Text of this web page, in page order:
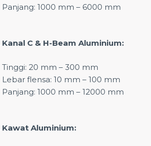
Panjang: 1000 mm – 6000 mm
Kanal C & H-Beam Aluminium:
Tinggi: 20 mm – 300 mm
Lebar flensa: 10 mm – 100 mm
Panjang: 1000 mm – 12000 mm
Kawat Aluminium: